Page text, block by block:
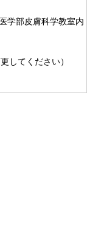
学部皮膚科学教室内
してください）